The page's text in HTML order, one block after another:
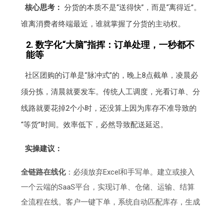
核心思考： 分货的本质不是“送得快”，而是“离得近”。
谁离消费者终端最近，谁就掌握了分货的主动权。
2. 数字化“大脑”指挥：订单处理，一秒都不
能等
社区团购的订单是“脉冲式”的，晚上8点截单，凌晨必
须分拣，清晨就要发车。传统人工调度，光看订单、分
线路就要花掉2个小时，还没算上因为库存不准导致的
“等货”时间。效率低下，必然导致配送延迟。
实操建议：
全链路在线化：必须放弃Excel和手写单。建立或接入
一个云端的SaaS平台，实现订单、仓储、运输、结算
全流程在线。客户一键下单，系统自动匹配库存，生成